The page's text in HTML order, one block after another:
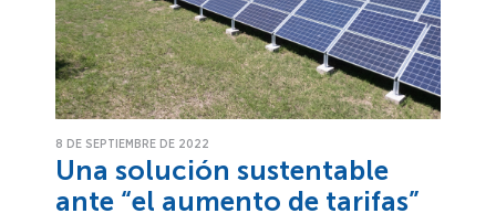
8 DE SEPTIEMBRE DE 2022
Una solución sustentable
ante “el aumento de tarifas”